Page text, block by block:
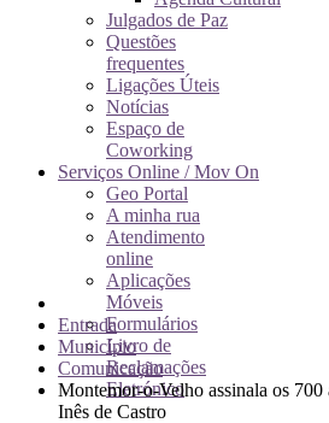
Julgados de Paz
Questões
frequentes
Ligações Úteis
Notícias
Espaço de
Coworking
Serviços Online / Mov On
Geo Portal
A minha rua
Atendimento
online
Aplicações
Móveis
Formulários
Livro de
Reclamações
Eletrónico
Entrada
Município
Comunicação
Montemor-o-Velho assinala os 700
Inês de Castro